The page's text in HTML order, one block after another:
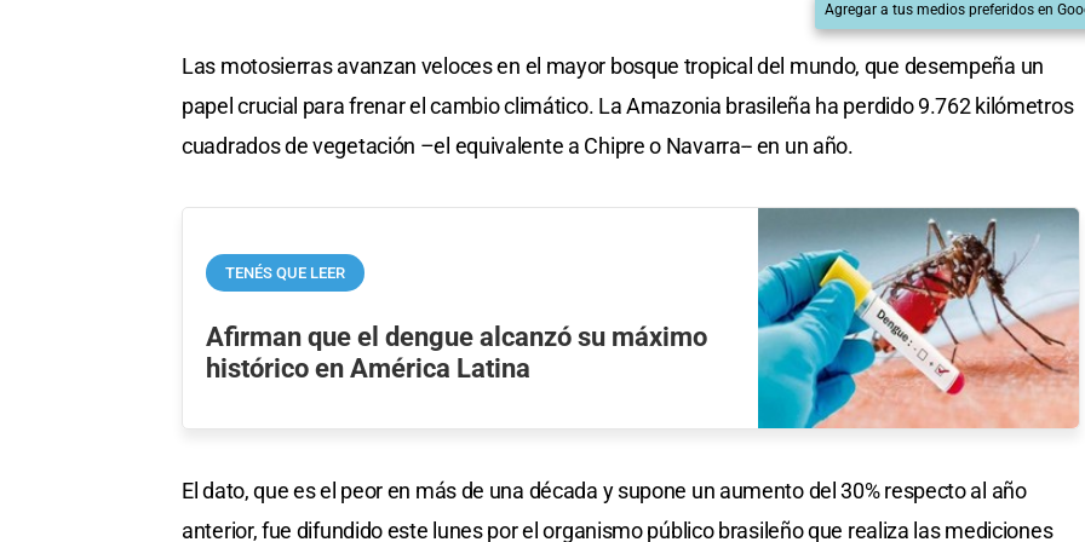
Agregar a tus medios preferidos en
Las motosierras avanzan veloces en el mayor bosque tropical del mundo, que desempeña un
papel crucial para frenar el cambio climático. La Amazonia brasileña ha perdido 9.762 kilómetros
cuadrados de vegetación –el equivalente a Chipre o Navarra-- en un año.
TENÉS QUE LEER
Afirman que el dengue alcanzó su máximo
histórico en América Latina
El dato, que es el peor en más de una década y supone un aumento del 30% respecto al año
anterior, fue difundido este lunes por el organismo público brasileño que realiza las mediciones